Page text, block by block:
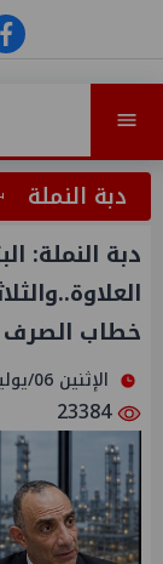
دبة النملة
دبة النملة:
خطاب الصرف
الإثنين 06/يوليو/2026 - 07:21 ص
23384